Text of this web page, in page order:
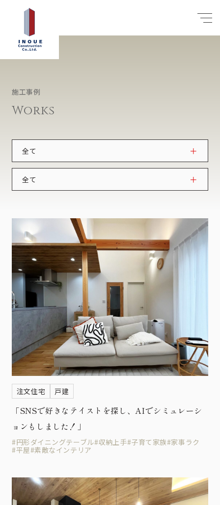
施工事例
Works
全て
注文住宅
リフォーム・リノベーション
全て
マンション
店舗
注文住宅 戸建
「SNSで好きなテイストを探し、AIでシミュレーシ
ョンもしました！」
#円形ダイニングテーブル#収納上手#子育て家族#家事ラク
#平屋#素敵なインテリア